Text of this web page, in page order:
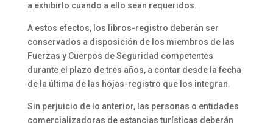
a exhibirlo cuando a ello sean requeridos.
A estos efectos, los libros-registro deberán ser
conservados a disposición de los miembros de las
Fuerzas y Cuerpos de Seguridad competentes
durante el plazo de tres años, a contar desde la fecha
de la última de las hojas-registro que los integran.
Sin perjuicio de lo anterior, las personas o entidades
comercializadoras de estancias turísticas deberán